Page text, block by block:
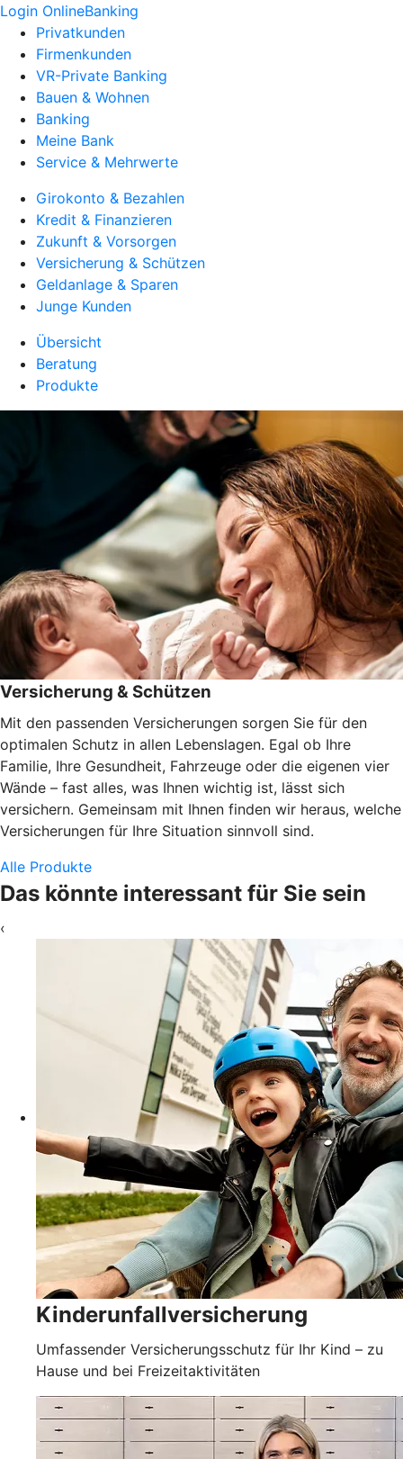
Login OnlineBanking
Privatkunden
Firmenkunden
VR-Private Banking
Bauen & Wohnen
Banking
Meine Bank
Service & Mehrwerte
Girokonto & Bezahlen
Kredit & Finanzieren
Zukunft & Vorsorgen
Versicherung & Schützen
Geldanlage & Sparen
Junge Kunden
Übersicht
Beratung
Produkte
Versicherung & Schützen
Mit den passenden Versicherungen sorgen Sie für den
optimalen Schutz in allen Lebenslagen. Egal ob Ihre
Familie, Ihre Gesundheit, Fahrzeuge oder die eigenen vier
Wände – fast alles, was Ihnen wichtig ist, lässt sich
versichern. Gemeinsam mit Ihnen finden wir heraus, welche
Versicherungen für Ihre Situation sinnvoll sind.
Alle Produkte
Das könnte interessant für Sie sein
‹
Kinderunfallversicherung
Umfassender Versicherungsschutz für Ihr Kind – zu
Hause und bei Freizeitaktivitäten